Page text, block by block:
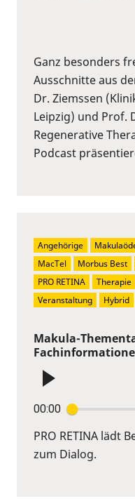
Ganz besonders
Ausschnitte aus
Dr. Ziemssen
Leipzig) und Prof.
Regenerative
Podcast
Makula-
00:00
PRO RETINA lädt
zum Dialog.
Angehörige
MacTel
Morbus Best
PRO RETINA
Therapie
Veranstaltung
Hybrid